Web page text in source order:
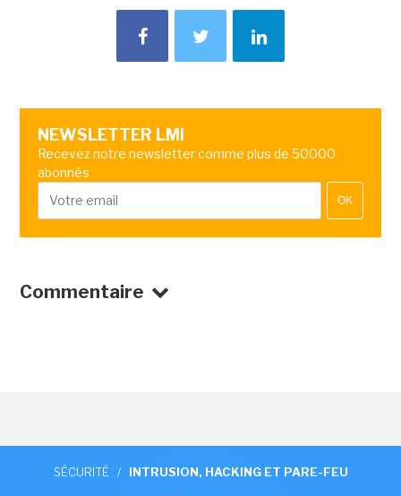
NEWSLETTER LMI
Recevez notre newsletter comme plus de 50000
abonnés
OK
Commentaire
SÉCURITÉ / INTRUSION, HACKING ET PARE-FEU